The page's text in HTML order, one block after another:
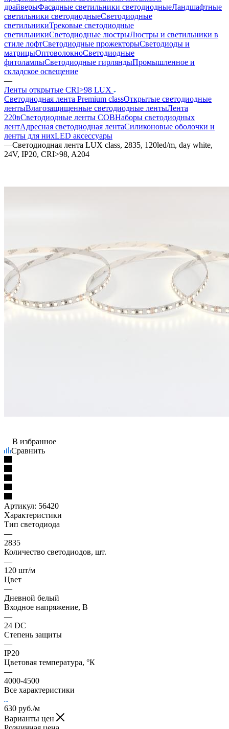
драйверыФасадные светильники светодиодныеЛандшафтные
светильники светодиодныеСветодиодные
светильникиТрековые светодиодные
светильникиСветодиодные люстрыЛюстры и светильники в
стиле лофтСветодиодные прожекторыСветодиоды и
матрицыОптоволокноСветодиодные
фитолампыСветодиодные гирляндыПромышленное и
складское освещение
—
Ленты открытые CRI>98 LUX
Светодиодная лента Premium classОткрытые светодиодные
лентыВлагозащищенные светодиодные лентыЛента
220вСветодиодные ленты COBНаборы светодиодных
лентАдресная светодиодная лентаСиликоновые оболочки и
ленты для нихLED аксессуары
—Светодиодная лента LUX class, 2835, 120led/m, day white,
24V, IP20, CRI>98, A204
В избранное
Сравнить
Артикул: 56420
Характеристики
Тип светодиода
—
2835
Количество светодиодов, шт.
—
120 шт/м
Цвет
—
Дневной белый
Входное напряжение, В
—
24 DC
Степень защиты
—
IP20
Цветовая температура, °К
—
4000-4500
Все характеристики
630 руб./м
Варианты цен